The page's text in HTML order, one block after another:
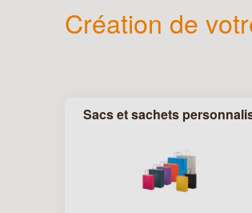
Création de
Sacs et sachets